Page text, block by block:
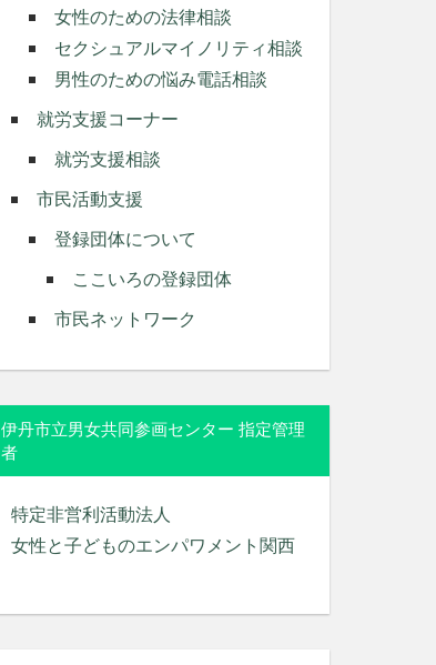
女性のための法律相談
セクシュアルマイノリティ相談
男性のための悩み電話相談
就労支援コーナー
就労支援相談
市民活動支援
登録団体について
ここいろの登録団体
市民ネットワーク
伊丹市立男女共同参画センター 指定管理
者
特定非営利活動法人
女性と子どものエンパワメント関西